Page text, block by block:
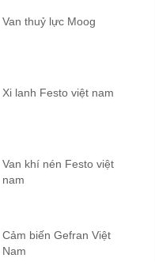
Van thuỷ lực Moog
Xi lanh Festo việt nam
Van khí nén Festo việt
nam
Cảm biến Gefran Việt
Nam